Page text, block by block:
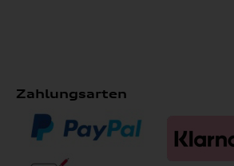
Zahlungsarten